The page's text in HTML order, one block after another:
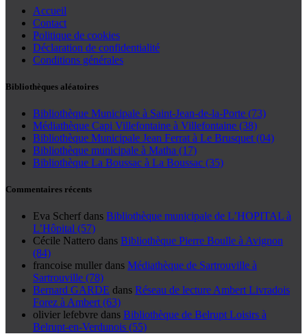
Accueil
Contact
Politique de cookies
Déclaration de confidentialité
Conditions générales
Bibliothèques aléatoires
Bibliothèque Municipale à Saint-Jean-de-la-Porte (73)
Médiathèque Capi Villefontaine à Villefontaine (38)
Bibliothèque Municipale Jean Ferrat à Le Brusquet (04)
Bibliothèque municipale à Matha (17)
Bibliothèque La Boussac à La Boussac (35)
Commentaires récents
Eva Scherf dans Bibliothèque municipale de L’HOPITAL à
L’Hôpital (57)
Cécile Nattero dans Bibliothèque Pierre Boulle à Avignon
(84)
francoise muller dans Médiathèque de Sartrouville à
Sartrouville (78)
Bernard GARDE dans Réseau de lecture Ambert Livradois
Forez à Ambert (63)
olivier lefebvre dans Bibliothèque de Belrupt Loisirs à
Belrupt-en-Verdunois (55)